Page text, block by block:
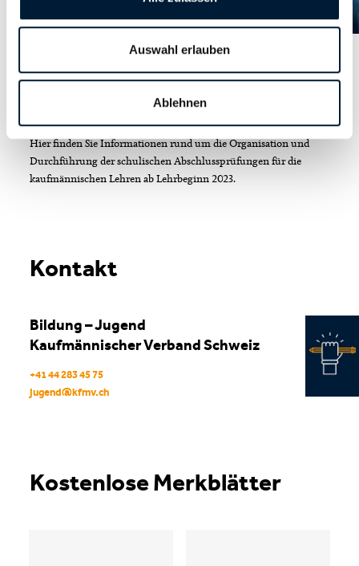
Auswahl erlauben
Ablehnen
QV – Abschlussprüfung ab
Lehrbeginn 2023
Hier finden Sie Informationen rund um die Organisation und
Durchführung der schulischen Abschlussprüfungen für die
kaufmännischen Lehren ab Lehrbeginn 2023.
Kontakt
Bildung – Jugend
Kaufmännischer Verband Schweiz
+41 44 283 45 75
jugend@kfmv.ch
Kostenlose Merkblätter